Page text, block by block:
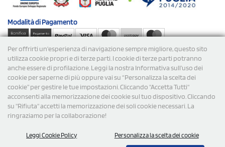
Per offrirti un'esperienza di navigazione sempre migliore, questo sito
utilizza cookie propri e di terze parti. I cookie di terze parti potranno
anche essere di profilazione. Leggi la nostra Informativa sull’uso dei
cookie per saperne di più oppure vai su “Personalizza la scelta dei
cookie” per gestire le tue impostazioni. Cliccando "Accetta Tutti"
acconsenti alla memorizzazione dei cookie sul tuo dispositivo. Cliccando
su "Rifiuta" accetti la memorizzazione dei soli cookie necessari. La
ringraziamo per la collaborazione!
Leggi Cookie Policy Personalizza la scelta dei cookie
Modalità diPagamento
Spedizioni
P.Iva/C.F. 09734470967 - N° Rea MI-2110632